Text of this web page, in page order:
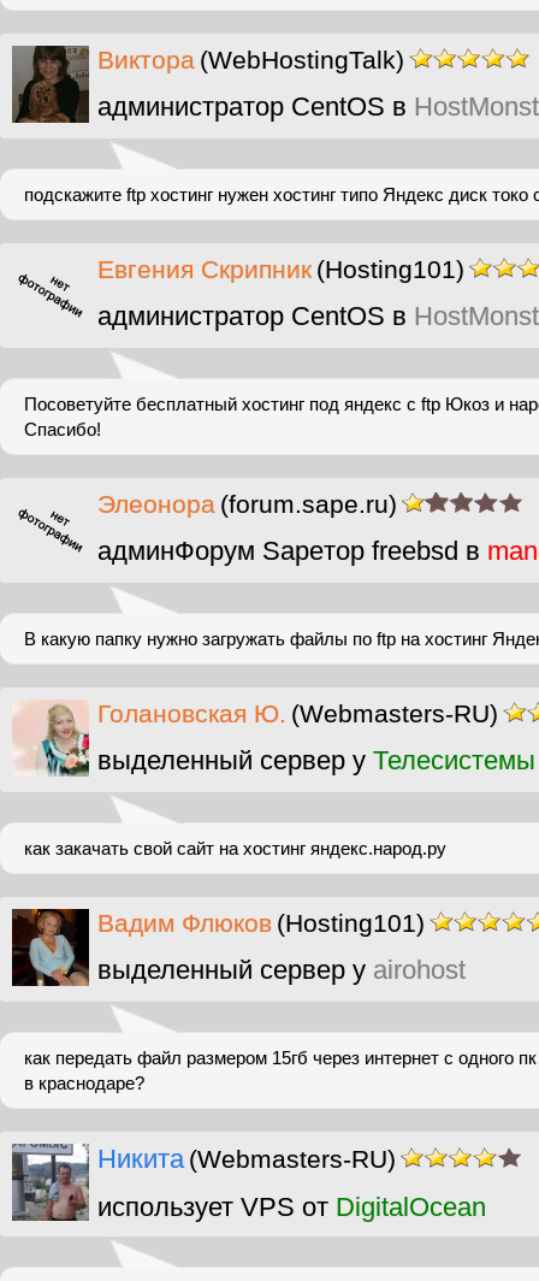
Виктора (WebHostingTalk)
администратор CentOS в
подскажите ftp хостинг нужен хостинг типо Яндекс диск токо
Евгения Скрипник (Hosting101)
администратор CentOS в
Посоветуйте бесплатный хостинг под яндекс с ftp Юкоз и
Спасибо!
Элеонора (forum.sape.ru)
админФорум Sapeтор freebsd в
В какую папку нужно загружать файлы по ftp на хостинг
Голановская Ю. (Webmasters-RU)
выделенный сервер у Телесистемы
как закачать свой сайт на хостинг яндекс.народ.ру
Вадим Флюков (Hosting101)
выделенный сервер у airohost
как передать файл размером 15гб через интернет с одного
в краснодаре?
Никита (Webmasters-RU)
использует VPS от DigitalOcean